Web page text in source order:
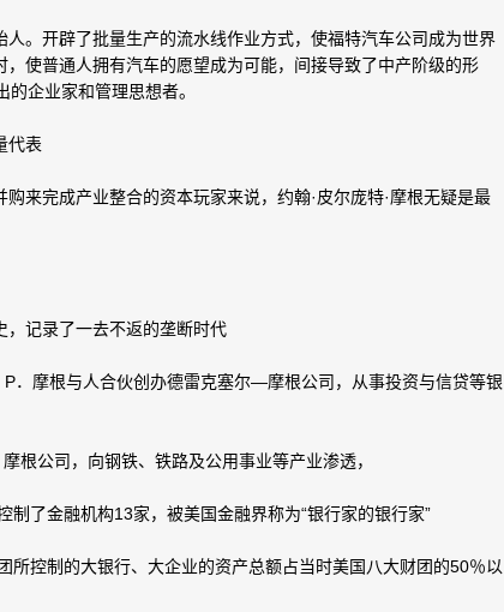
。开辟了批量生产的流水线作业方式，使福特汽车公司成为世界
，使普通人拥有汽车的愿望成为可能，间接导致了中产阶级的形
企业家和管理思想者。
表
完成产业整合的资本玩家来说，约翰·皮尔庞特·摩根无疑是最
记录了一去不返的垄断时代
摩根与人合伙创办德雷克塞尔—摩根公司，从事投资与信贷等银
公司，向钢铁、铁路及公用事业等产业渗透，
了金融机构13家，被美国金融界称为“银行家的银行家”
控制的大银行、大企业的资产总额占当时美国八大财团的50％以